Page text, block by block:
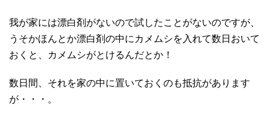
我が家には漂白剤がないので試したことがないのですが、
うそかほんとか漂白剤の中にカメムシを入れて数日おいて
おくと、カメムシがとけるんだとか！
数日間、それを家の中に置いておくのも抵抗があります
が・・・。